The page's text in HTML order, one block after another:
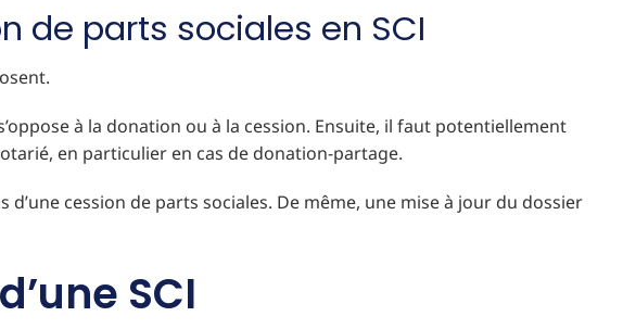
de parts sociales en SCI
à la donation ou à la cession. Ensuite, il faut potentiellement
en particulier en cas de donation-partage.
d’une cession de parts sociales. De même, une mise à jour du dossier
SCI